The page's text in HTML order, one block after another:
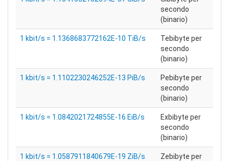
secondo
(binario)
1 kbit/s = 1.1368683772162E-10 TiB/s
Tebibyte per
secondo
(binario)
1 kbit/s = 1.1102230246252E-13 PiB/s
Pebibyte per
secondo
(binario)
1 kbit/s = 1.0842021724855E-16 EiB/s
Exbibyte per
secondo
(binario)
1 kbit/s = 1.0587911840679E-19 ZiB/s
Zebibyte per